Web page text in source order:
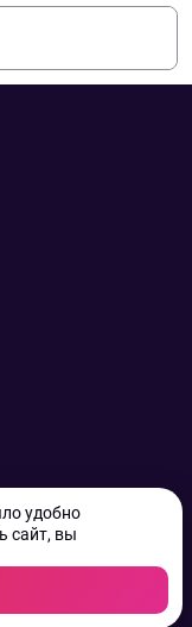
удобно
сайт, вы